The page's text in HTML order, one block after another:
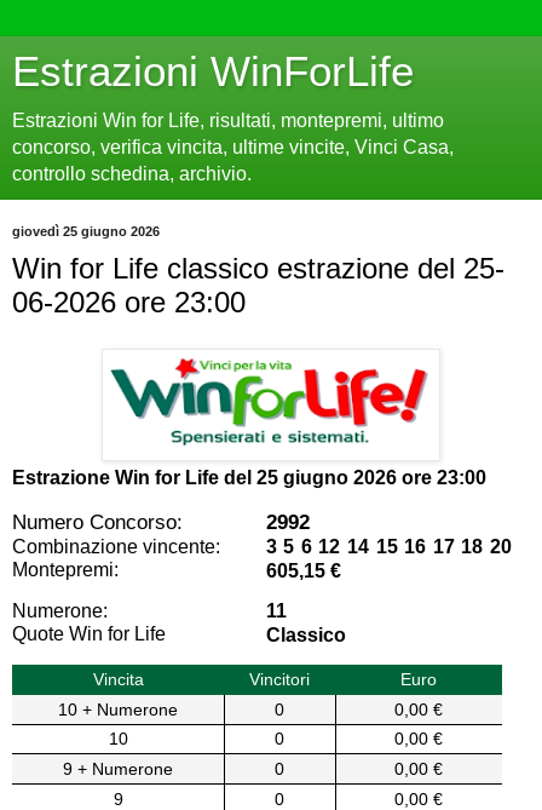
Estrazioni WinForLife
Estrazioni Win for Life, risultati, montepremi, ultimo
concorso, verifica vincita, ultime vincite, Vinci Casa,
controllo schedina, archivio.
giovedì 25 giugno 2026
Win for Life classico estrazione del 25-
06-2026 ore 23:00
Estrazione Win for Life del 25 giugno 2026 ore 23:00
Numero Concorso: 2992
Combinazione vincente:
3 5 6 12 14 15 16 17 18 20
Montepremi:
605,15 €
Numerone:
11
Quote Win for Life
Classico
Vincita Vincitori
Euro
10 + Numerone
0
0,00 €
10
0
0,00 €
9 + Numerone
0
0,00 €
9
0
0,00 €